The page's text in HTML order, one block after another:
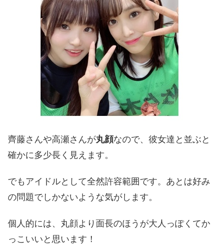
齊藤さんや高瀬さんが丸顔なので、彼女達と並ぶと
確かに多少長く見えます。
でもアイドルとして全然許容範囲です。あとは好み
の問題でしかないような気がします。
個人的には、丸顔より面長のほうが大人っぽくてか
っこいいと思います！